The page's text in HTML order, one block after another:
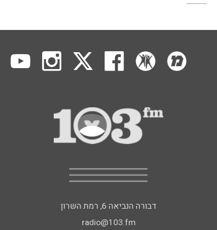
דבורה הנביאה 6, רמת השרון
radio@103.fm